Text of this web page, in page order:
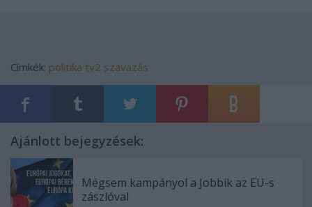
Címkék: politika tv2 szavazás
Ajánlott bejegyzések:
Mégsem kampányol a Jobbik az EU-s
zászlóval